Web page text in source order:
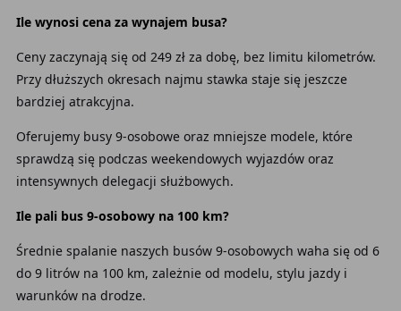
Ile wynosi cena za wynajem busa?
Ceny zaczynają się od 249 zł za dobę, bez limitu kilometrów.
Przy dłuższych okresach najmu stawka staje się jeszcze
bardziej atrakcyjna.
Oferujemy busy 9-osobowe oraz mniejsze modele, które
sprawdzą się podczas weekendowych wyjazdów oraz
intensywnych delegacji służbowych.
Ile pali bus 9-osobowy na 100 km?
Średnie spalanie naszych busów 9-osobowych waha się od 6
do 9 litrów na 100 km, zależnie od modelu, stylu jazdy i
warunków na drodze.